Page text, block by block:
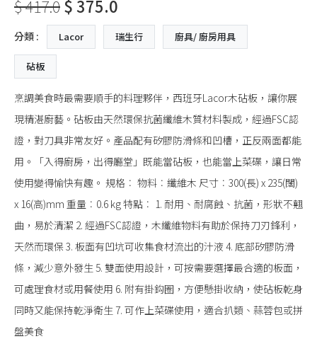
$ 417.0$ 375.0
分類 : Lacor 瑞生行 廚具/ 廚房用具
砧板
烹調美食時最需要順手的料理夥伴，西班牙Lacor木砧板，讓你展
現精湛廚藝。砧板由天然環保抗菌纖維木質材料製成，經過FSC認
證，對刀具非常友好。產品配有矽膠防滑條和凹槽，正反兩面都能
用。「入得廚房，出得廳堂」既能當砧板，也能當上菜碟，讓日常
使用變得愉快有趣。 規格︰ 物料︰纖維木 尺寸︰300(長) x 235(闊)
x 16(高)mm 重量︰0.6 kg 特點︰ 1. 耐用、耐腐蝕、抗菌，形狀不翹
曲，易於清潔 2. 經過FSC認證，木纖維物料有助於保持刀刃鋒利，
天然而環保 3. 板面有凹坑可收集食材流出的汁液 4. 底部矽膠防滑
條，減少意外發生 5. 雙面使用設計，可按需要選擇最合適的板面，
可處理食材或用餐使用 6. 附有掛鈎圈，方便懸掛收納，使砧板乾身
同時又能保持乾淨衛生 7. 可作上菜碟使用，適合扒類、蒜蓉包或拼
盤美食